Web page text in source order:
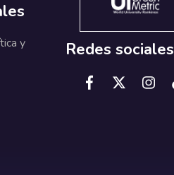
y Redes sociales